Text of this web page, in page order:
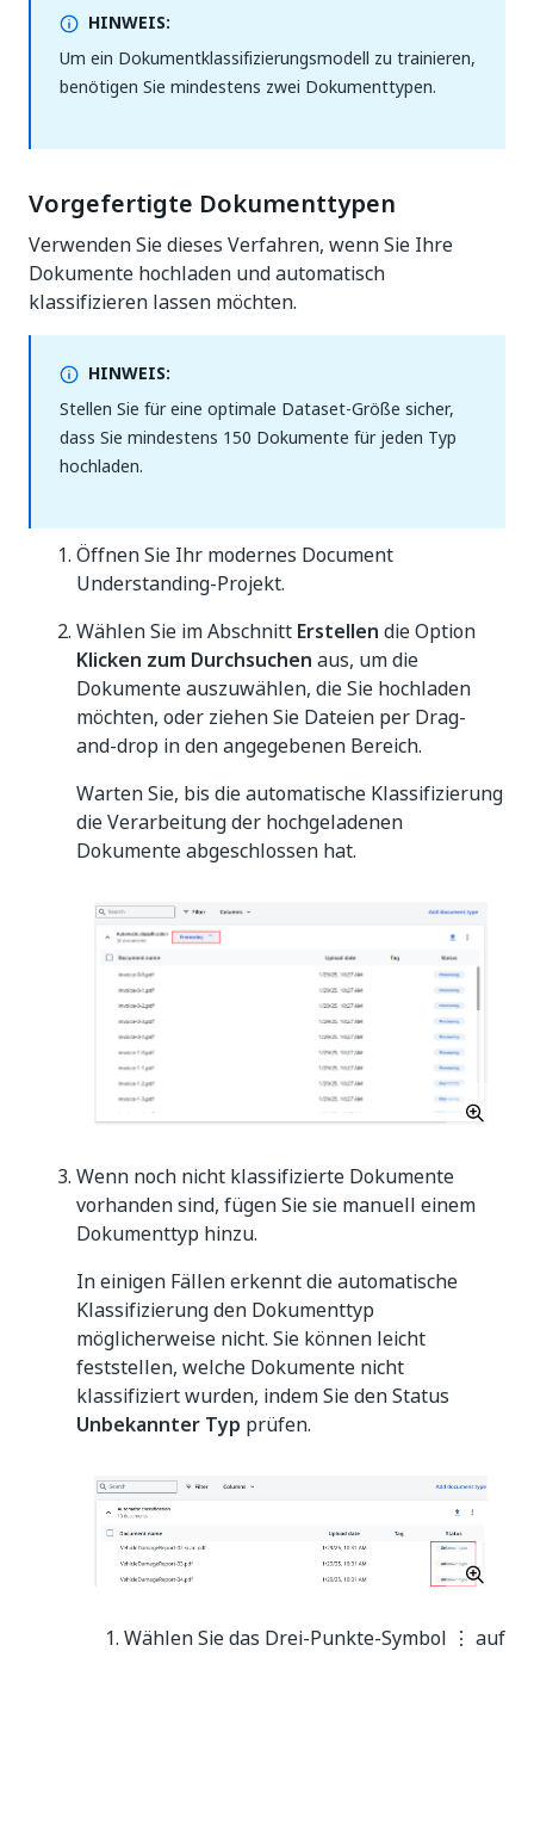
HINWEIS:
Um ein Dokumentklassifizierungsmodell zu trainieren,
benötigen Sie mindestens zwei Dokumenttypen.
Vorgefertigte Dokumenttypen
Verwenden Sie dieses Verfahren, wenn Sie Ihre
Dokumente hochladen und automatisch
klassifizieren lassen möchten.
HINWEIS:
Stellen Sie für eine optimale Dataset-Größe sicher,
dass Sie mindestens 150 Dokumente für jeden Typ
hochladen.
Öffnen Sie Ihr modernes Document
Understanding-Projekt.
Wählen Sie im Abschnitt Erstellen die Option
Klicken zum Durchsuchen aus, um die
Dokumente auszuwählen, die Sie hochladen
möchten, oder ziehen Sie Dateien per Drag-
and-drop in den angegebenen Bereich.
Warten Sie, bis die automatische Klassifizierung
die Verarbeitung der hochgeladenen
Dokumente abgeschlossen hat.
Wenn noch nicht klassifizierte Dokumente
vorhanden sind, fügen Sie sie manuell einem
Dokumenttyp hinzu.
In einigen Fällen erkennt die automatische
Klassifizierung den Dokumenttyp
möglicherweise nicht. Sie können leicht
feststellen, welche Dokumente nicht
klassifiziert wurden, indem Sie den Status
Unbekannter Typ prüfen.
Wählen Sie das Drei-Punkte-Symbol ⋮ auf